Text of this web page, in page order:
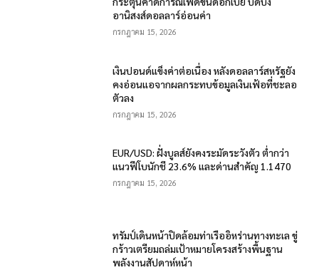
อานิสงส์ดอลลาร์อ่อนค่า
กรกฎาคม 15, 2026
เงินปอนด์แข็งค่าต่อเนื่อง หลังดอลลาร์สหรัฐยัง
คงอ่อนแอจากผลกระทบข้อมูลเงินเฟ้อที่ชะลอ
ตัวลง
กรกฎาคม 15, 2026
EUR/USD: ฝั่งบูลส์ยังคงระมัดระวังตัว ต่ำกว่า
แนวฟีโบนักชี 23.6% และด่านสำคัญ 1.1470
กรกฎาคม 15, 2026
ทรัมป์เดินหน้าปิดล้อมท่าเรืออิหร่านทางทะเล ขู่
กร้าวเตรียมถล่มเป้าหมายโครงสร้างพื้นฐาน
พลังงานสัปดาห์หน้า